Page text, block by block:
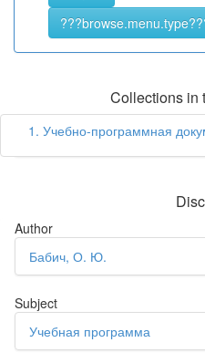
Collections in
1. Учебно-программная
Author
Бабич, О. Ю.
Subject
Учебная программа